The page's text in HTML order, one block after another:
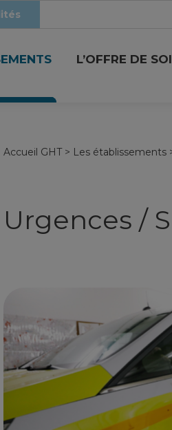
L’OFFRE DE
Accueil GHT > Les établissements
Urgences /